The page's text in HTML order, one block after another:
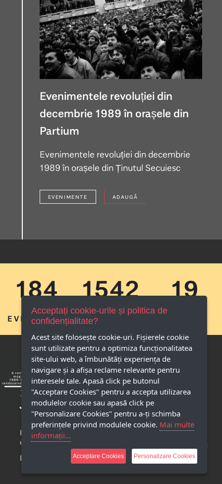
Evenimentele revoluției din
decembrie 1989 în orașele din
Partium
Evenimentele revoluției din decembrie
1989 în orașele din Ținutul Secuiesc
EVENIMENTE ADAUGĂ
184
EVENIMENTE
1542
IMAGINI
19
Politica de
confidențialitate
Drepturi de autor
Acceptați cookie-urile și politica de
confidențialitate?
Acest site foloseşte cookie-uri. Fișierele cookie
sunt utilizate pentru a optimiza funcţionalitatea
site-ului web, a îmbunătăţi experienţa de
navigare şi a afişa reclame relevante pentru
interesele tale. Apasă click pe butonul
"Acceptare Cookies" pentru a accepta utilizarea
modulelor cookie sau apasă click pe
"Personalizare Cookies" pentru a-ţi schimba
preferinţele privind modulele cookie. Mai multe
informații...
Acceptare Cookies Personalizare Cookies